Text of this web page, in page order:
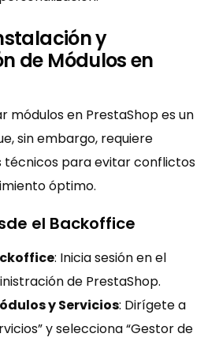
y
de Módulos en
módulos en PrestaShop es un
sin embargo, requiere
técnicos para evitar conflictos
óptimo.
el Backoffice
: Inicia sesión en el
de PrestaShop.
y Servicios: Dirígete a
y selecciona “Gestor de